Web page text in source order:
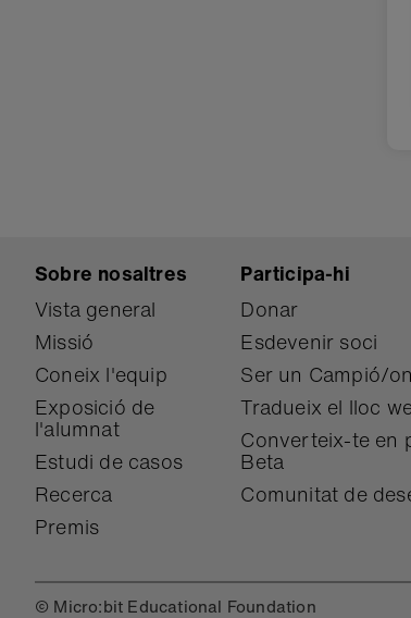
Sobre nosaltres
Vista general
Missió
Coneix l'equip
Exposició de
l'alumnat
Estudi de casos
Recerca
Premis
Participa-hi
Donar
Esdevenir soci
Ser un Campió/
Tradueix el lloc
Converteix-te en
Beta
Comunitat de
© Micro:bit Educational Foundation